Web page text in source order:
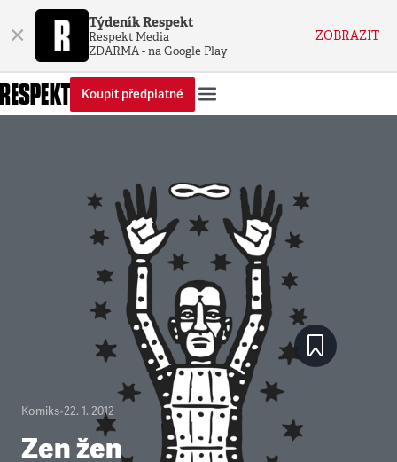
× Týdeník Respekt
Respekt Media
ZDARMA - na Google Play
ZOBRAZIT
Koupit předplatné
Komiks•22. 1. 2012
Zen žen